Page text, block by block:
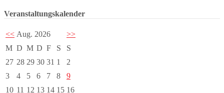
Veranstaltungskalender
<< Aug. 2026
>>
M D M D F S
S
27 28 29 30 31 1
2
3
4 5 6 7 8
9
10 11 12 13 14 15 16